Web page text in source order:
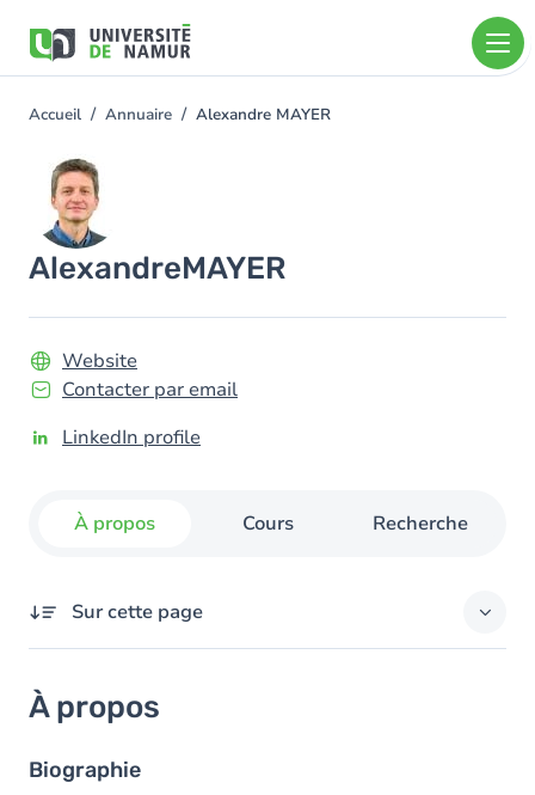
contenu
You
here
Accueil Annuaire Alexandre MAYER
Image
AlexandreMAYER
Website
Contacter par email
LinkedIn profile
À propos Cours Recherche
Sur cette page
Domaines d'expertises
Diplômes
À propos
Biographie